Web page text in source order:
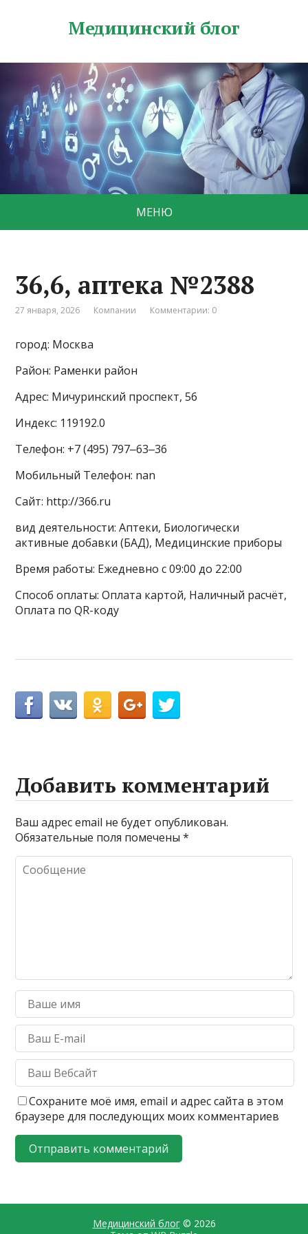
Медицинский блог
МЕНЮ
36,6, аптека №2388
27 января, 2026 Компании Комментарии: 0
город: Москва
Район: Раменки район
Адрес: Мичуринский проспект, 56
Индекс: 119192.0
Телефон: +7 (495) 797‒63‒36
Мобильный Телефон: nan
Сайт: http://366.ru
вид деятельности: Аптеки, Биологически
активные добавки (БАД), Медицинские приборы
Время работы: Ежедневно с 09:00 до 22:00
Способ оплаты: Оплата картой, Наличный расчёт,
Оплата по QR-коду
Добавить комментарий
Ваш адрес email не будет опубликован.
Обязательные поля помечены*
Сохраните моё имя, email и адрес сайта в этом
браузере для последующих моих комментариев
Медицинский блог© 2026